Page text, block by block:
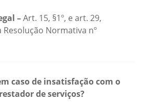
–Art. 15, §1º, e art. 29,
Normativa nº
caso de insatisfação com o
de serviços?